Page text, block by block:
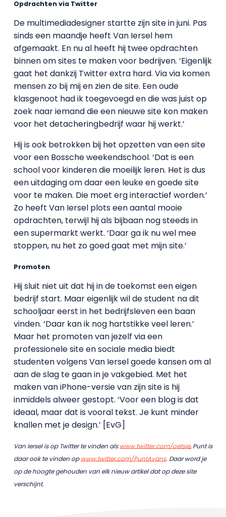
Opdrachten via Twitter
De multimediadesigner startte zijn site in juni. Pas
sinds een maandje heeft Van Iersel hem
afgemaakt. En nu al heeft hij twee opdrachten
binnen om sites te maken voor bedrijven. ‘Eigenlijk
gaat het dankzij Twitter extra hard. Via via komen
mensen zo bij mij en zien de site. Een oude
klasgenoot had ik toegevoegd en die was juist op
zoek naar iemand die een nieuwe site kon maken
voor het detacheringbedrijf waar hij werkt.’
Hij is ook betrokken bij het opzetten van een site
voor een Bossche weekendschool. ‘Dat is een
school voor kinderen die moeilijk leren. Het is dus
een uitdaging om daar een leuke en goede site
voor te maken. Die moet erg interactief worden.’
Zo heeft Van Iersel plots een aantal mooie
opdrachten, terwijl hij als bijbaan nog steeds in
een supermarkt werkt. ‘Daar ga ik nu wel mee
stoppen, nu het zo goed gaat met mijn site.’
Promoten
Hij sluit niet uit dat hij in de toekomst een eigen
bedrijf start. Maar eigenlijk wil de student na dit
schooljaar eerst in het bedrijfsleven een baan
vinden. ‘Daar kan ik nog hartstikke veel leren.’
Maar het promoten van jezelf via een
professionele site en sociale media biedt
studenten volgens Van Iersel goede kansen om al
aan de slag te gaan in je vakgebied. Met het
maken van iPhone-versie van zijn site is hij
inmiddels alweer gestopt. ‘Voor een blog is dat
ideaal, maar dat is vooral tekst. Je kunt minder
knallen met je design.’ [EvG]
Van Iersel is op Twitter te vinden alswww.twitter.com/oetsie, Punt is
daar ook te vinden opwww.twitter.com/PuntAvans. Daar word je
op de hoogte gehouden van elk nieuw artikel dat op deze site
verschijnt.